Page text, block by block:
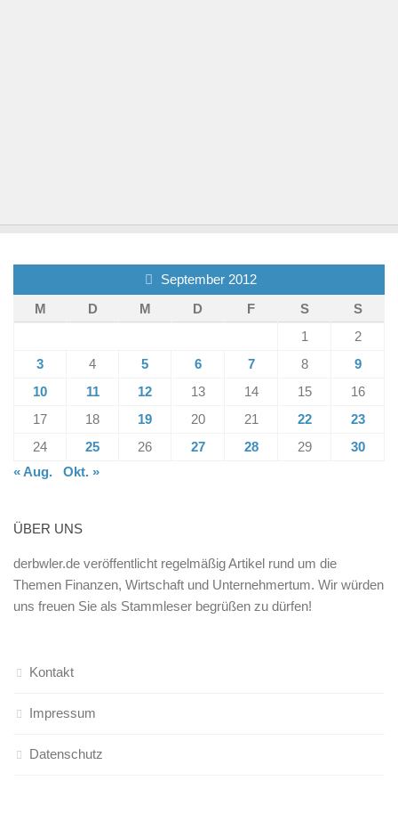
September 2012
M
D M D F S
S
1
2
3
4 5 6 7 8
9
10
11 12 13 14 15
16
17
18 19 20 21 22
23
24
25 26 27 28 29
30
« Aug.
Okt. »
ÜBER UNS
derbwler.de veröffentlicht regelmäßig Artikel rund um die
Themen Finanzen, Wirtschaft und Unternehmertum. Wir würden
uns freuen Sie als Stammleser begrüßen zu dürfen!
Kontakt
Impressum
Datenschutz